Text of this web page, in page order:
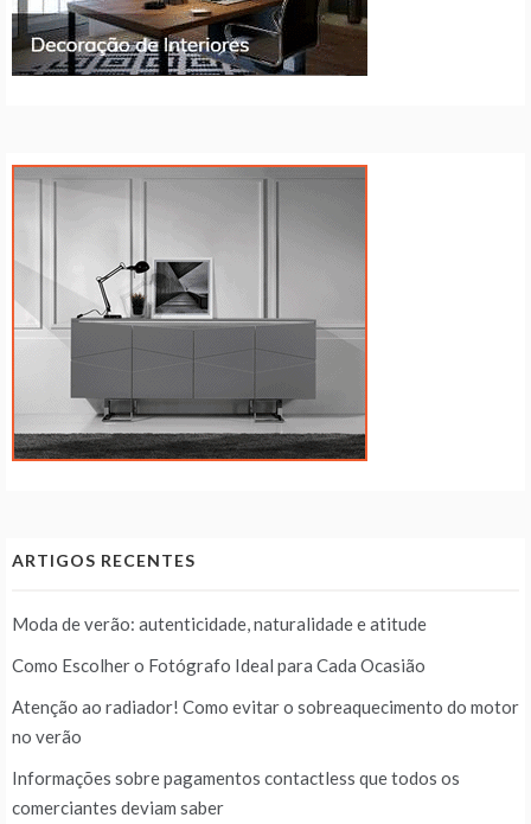
ARTIGOS RECENTES
Moda de verão: autenticidade, naturalidade e atitude
Como Escolher o Fotógrafo Ideal para Cada Ocasião
Atenção ao radiador! Como evitar o sobreaquecimento do motor
no verão
Informações sobre pagamentos contactless que todos os
comerciantes deviam saber